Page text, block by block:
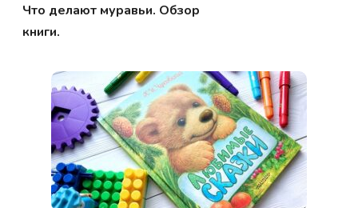
Что делают муравьи. Обзор
книги.